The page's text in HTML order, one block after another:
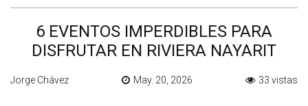
6 EVENTOS IMPERDIBLES PARA
DISFRUTAR EN RIVIERA NAYARIT
Jorge Chávez May. 20, 2026 33 vistas